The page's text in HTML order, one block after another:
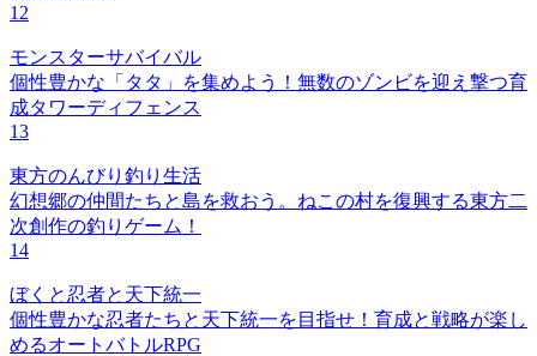
12
モンスターサバイバル
個性豊かな「タタ」を集めよう！無数のゾンビを迎え撃つ育
成タワーディフェンス
13
東方のんびり釣り生活
幻想郷の仲間たちと島を救おう。ねこの村を復興する東方二
次創作の釣りゲーム！
14
ぼくと忍者と天下統一
個性豊かな忍者たちと天下統一を目指せ！育成と戦略が楽し
めるオートバトルRPG